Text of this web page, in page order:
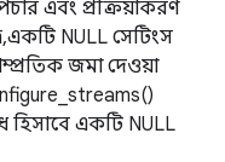
এবং প্রক্রিয়াকরণ
একটি NULL সেটিংস
জমা দেওয়া
একটি NULL